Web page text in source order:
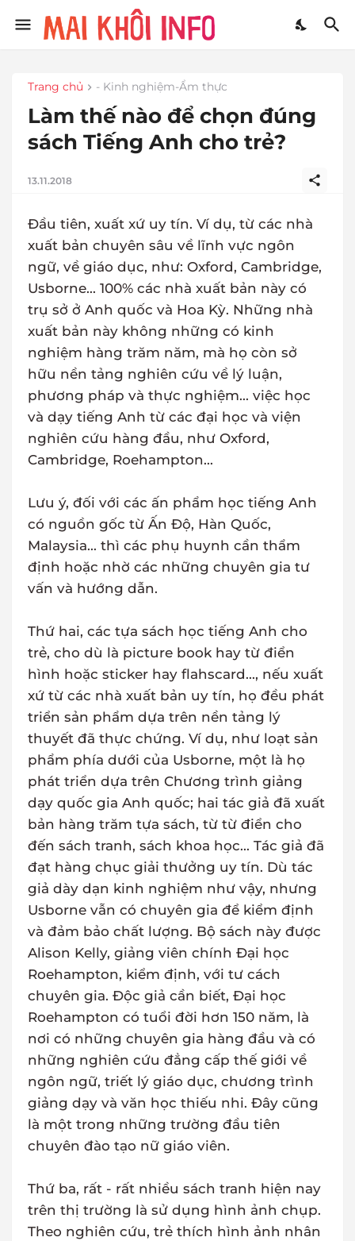
Trang chủ - Kinh nghiệm-Ẩm thực
Làm thế nào để chọn đúng
sách Tiếng Anh cho trẻ?
13.11.2018
Đầu tiên, xuất xứ uy tín. Ví dụ, từ các nhà
xuất bản chuyên sâu về lĩnh vực ngôn
ngữ, về giáo dục, như: Oxford, Cambridge,
Usborne... 100% các nhà xuất bản này có
trụ sở ở Anh quốc và Hoa Kỳ. Những nhà
xuất bản này không những có kinh
nghiệm hàng trăm năm, mà họ còn sở
hữu nền tảng nghiên cứu về lý luận,
phương pháp và thực nghiệm... việc học
và dạy tiếng Anh từ các đại học và viện
nghiên cứu hàng đầu, như Oxford,
Cambridge, Roehampton...
Lưu ý, đối với các ấn phẩm học tiếng Anh
có nguồn gốc từ Ấn Độ, Hàn Quốc,
Malaysia... thì các phụ huynh cần thẩm
định hoặc nhờ các những chuyên gia tư
vấn và hướng dẫn.
Thứ hai, các tựa sách học tiếng Anh cho
trẻ, cho dù là picture book hay từ điển
hình hoặc sticker hay flahscard..., nếu xuất
xứ từ các nhà xuất bản uy tín, họ đều phát
triển sản phẩm dựa trên nền tảng lý
thuyết đã thực chứng. Ví dụ, như loạt sản
phẩm phía dưới của Usborne, một là họ
phát triển dựa trên Chương trình giảng
dạy quốc gia Anh quốc; hai tác giả đã xuất
bản hàng trăm tựa sách, từ từ điển cho
đến sách tranh, sách khoa học... Tác giả đã
đạt hàng chục giải thưởng uy tín. Dù tác
giả dày dạn kinh nghiệm như vậy, nhưng
Usborne vẫn có chuyên gia để kiểm định
và đảm bảo chất lượng. Bộ sách này được
Alison Kelly, giảng viên chính Đại học
Roehampton, kiểm định, với tư cách
chuyên gia. Độc giả cần biết, Đại học
Roehampton có tuổi đời hơn 150 năm, là
nơi có những chuyên gia hàng đầu và có
những nghiên cứu đẳng cấp thế giới về
ngôn ngữ, triết lý giáo dục, chương trình
giảng dạy và văn học thiếu nhi. Đây cũng
là một trong những trường đầu tiên
chuyên đào tạo nữ giáo viên.
Thứ ba, rất - rất nhiều sách tranh hiện nay
trên thị trường là sử dụng hình ảnh chụp.
Theo nghiên cứu, trẻ thích hình ảnh nhân